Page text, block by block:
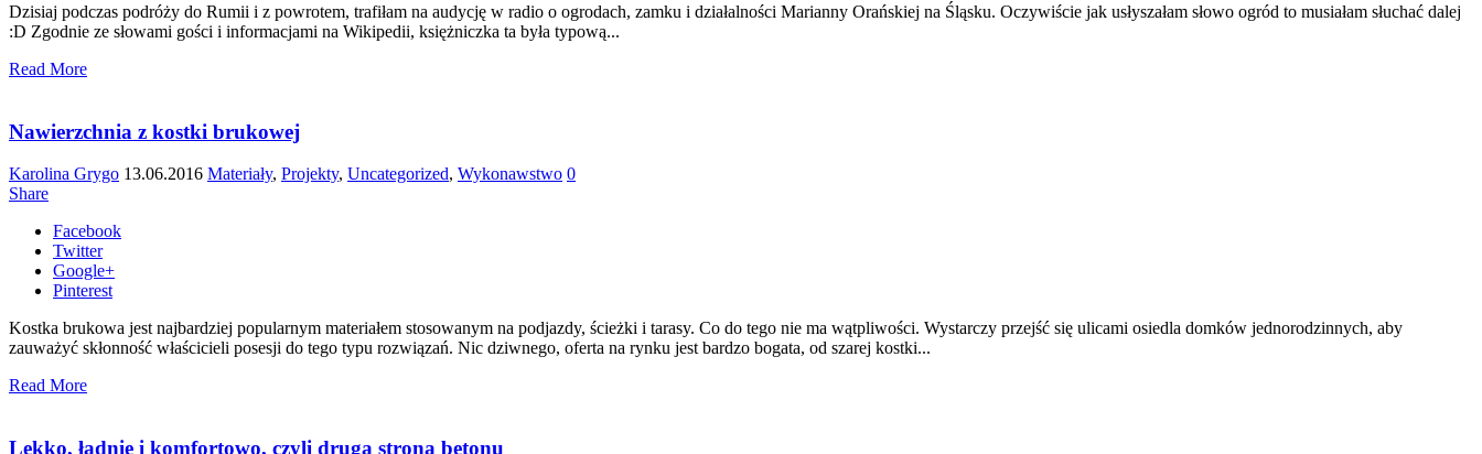
Dzisiaj podczas podróży do Rumii i z powrotem, trafiłam na audycję w radio o ogrodach, zamku i działalności Marianny Orańskiej na Śląsku. Oczywiście jak usłyszałam słowo ogród to musiałam słuchać dalej
:D Zgodnie ze słowami gości i informacjami na Wikipedii, księżniczka ta była typową...
Read More
Nawierzchnia z kostki brukowej
Karolina Grygo 13.06.2016 Materiały, Projekty, Uncategorized, Wykonawstwo 0
Share
Facebook
Twitter
Google+
Pinterest
Kostka brukowa jest najbardziej popularnym materiałem stosowanym na podjazdy, ścieżki i tarasy. Co do tego nie ma wątpliwości. Wystarczy przejść się ulicami osiedla domków jednorodzinnych, aby
zauważyć skłonność właścicieli posesji do tego typu rozwiązań. Nic dziwnego, oferta na rynku jest bardzo bogata, od szarej kostki...
Read More
Lekko, ładnie i komfortowo, czyli druga strona betonu